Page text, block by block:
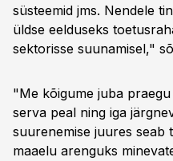
süsteemid jms. Nendele
üldse eelduseks
sektorisse suunamisel,"
"Me kõigume juba
serva peal ning iga
suurenemise juures seab
maaelu arenguks